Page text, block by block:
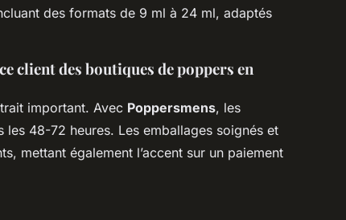
des formats de 9 ml à 24 ml, adaptés
client des boutiques de poppers en
important. Avec Poppersmens, les
les 48-72 heures. Les emballages soignés et
mettant également l’accent sur un paiement